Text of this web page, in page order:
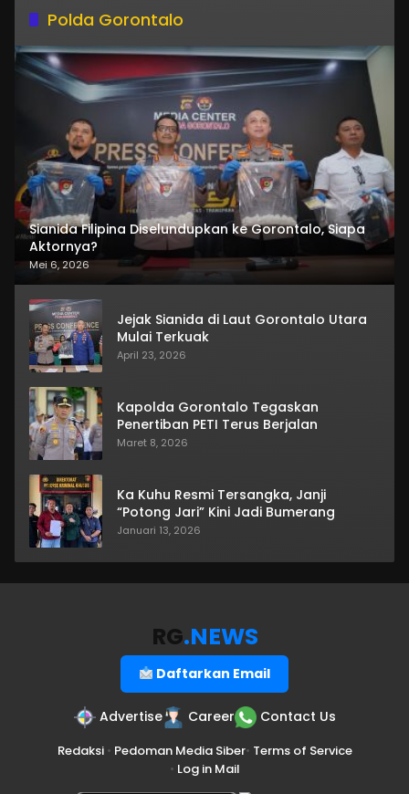
Polda Gorontalo
Sianida Filipina Diselundupkan ke Gorontalo, Siapa
Aktornya?
Mei 6, 2026
Jejak Sianida di Laut Gorontalo Utara
Mulai Terkuak
April 23, 2026
Kapolda Gorontalo Tegaskan
Penertiban PETI Terus Berjalan
Maret 8, 2026
Ka Kuhu Resmi Tersangka, Janji
“Potong Jari” Kini Jadi Bumerang
Januari 13, 2026
RG.NEWS
Daftarkan Email
Advertise Career Contact Us
Redaksi• Pedoman Media Siber• Terms of Service
• Log in Mail